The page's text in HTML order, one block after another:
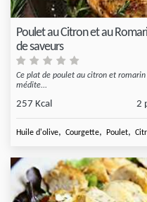
Poulet au Citron et au
de saveurs
Ce plat de poulet au citron et
médite...
257 Kcal 2
Huile d'olive, Courgette, Poulet,